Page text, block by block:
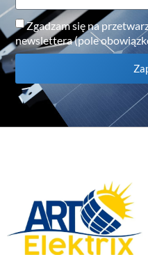
Zgadzam się na
newslettera (pole